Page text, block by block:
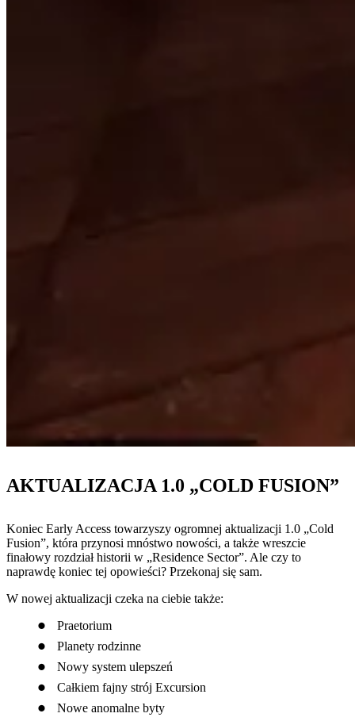
AKTUALIZACJA 1.0 „COLD FUSION”
Koniec Early Access towarzyszy ogromnej aktualizacji 1.0 „Cold
Fusion”, która przynosi mnóstwo nowości, a także wreszcie
finałowy rozdział historii w „Residence Sector”. Ale czy to
naprawdę koniec tej opowieści? Przekonaj się sam.
W nowej aktualizacji czeka na ciebie także:
Praetorium
Planety rodzinne
Nowy system ulepszeń
Całkiem fajny strój Excursion
Nowe anomalne byty